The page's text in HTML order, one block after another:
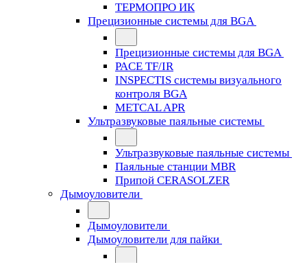
ТЕРМОПРО ИК
Прецизионные системы для BGA
Прецизионные системы для BGA
PACE TF/IR
INSPECTIS системы визуального
контроля BGA
METCAL APR
Ультразвуковые паяльные системы
Ультразвуковые паяльные системы
Паяльные станции MBR
Припой CERASOLZER
Дымоуловители
Дымоуловители
Дымоуловители для пайки